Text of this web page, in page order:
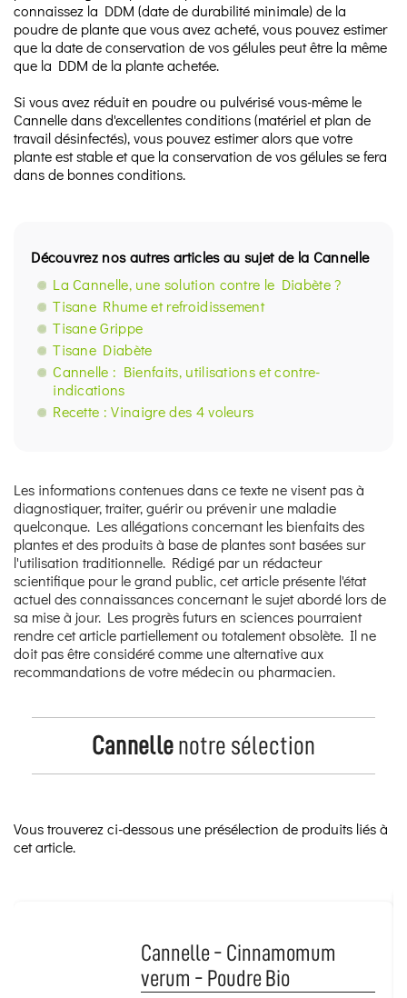
connaissez la DDM (date de durabilité minimale) de la
poudre de plante que vous avez acheté, vous pouvez estimer
que la date de conservation de vos gélules peut être la même
que la DDM de la plante achetée.
Si vous avez réduit en poudre ou pulvérisé vous-même le
Cannelle dans d'excellentes conditions (matériel et plan de
travail désinfectés), vous pouvez estimer alors que votre
plante est stable et que la conservation de vos gélules se fera
dans de bonnes conditions.
Découvrez nos autres articles au sujet de la Cannelle
La Cannelle, une solution contre le Diabète ?
Tisane Rhume et refroidissement
Tisane Grippe
Tisane Diabète
Cannelle : Bienfaits, utilisations et contre-
indications
Recette : Vinaigre des 4 voleurs
Les informations contenues dans ce texte ne visent pas à
diagnostiquer, traiter, guérir ou prévenir une maladie
quelconque. Les allégations concernant les bienfaits des
plantes et des produits à base de plantes sont basées sur
l'utilisation traditionnelle. Rédigé par un rédacteur
scientifique pour le grand public, cet article présente l'état
actuel des connaissances concernant le sujet abordé lors de
sa mise à jour. Les progrès futurs en sciences pourraient
rendre cet article partiellement ou totalement obsolète. Il ne
doit pas être considéré comme une alternative aux
recommandations de votre médecin ou pharmacien.
Cannelle notre sélection
Vous trouverez ci-dessous une présélection de produits liés à
cet article.
Cannelle - Cinnamomum
verum - Poudre Bio